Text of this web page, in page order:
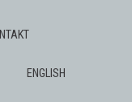
ENGLISH